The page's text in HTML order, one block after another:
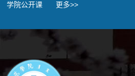
学院公开课 更多>>